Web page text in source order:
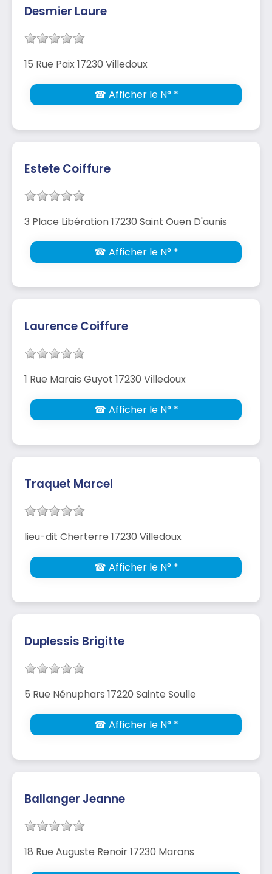
Desmier Laure
15 Rue Paix 17230 Villedoux
☎ Afficher le N° *
Estete Coiffure
3 Place Libération 17230 Saint Ouen D'aunis
☎ Afficher le N° *
Laurence Coiffure
1 Rue Marais Guyot 17230 Villedoux
☎ Afficher le N° *
Traquet Marcel
lieu-dit Cherterre 17230 Villedoux
☎ Afficher le N° *
Duplessis Brigitte
5 Rue Nénuphars 17220 Sainte Soulle
☎ Afficher le N° *
Ballanger Jeanne
18 Rue Auguste Renoir 17230 Marans